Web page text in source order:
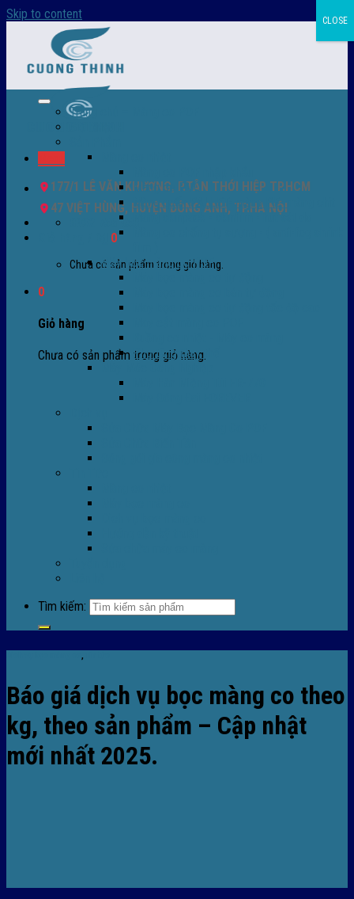
Skip to content
177/1 LÊ VĂN KHƯƠNG, P.TÂN THỚI HIỆP TP.HCM
47 VIỆT HÙNG, HUYỆN ĐÔNG ANH, TP.HÀ NỘI
0932 756 950
0
Chưa có sản phẩm trong giỏ hàng.
0
Giỏ hàng
Chưa có sản phẩm trong giỏ hàng.
Trang chủ – Màng co POF
Màng co PVC
Màng quấn PALLET- màng PE- màng chit
Màng skinpack - skinfilm - hút sát da
Máy bọc màng co POF
Phụ tùng thay thế
Tìm kiếm:
,
Báo giá dịch vụ bọc màng co theo
kg, theo sản phẩm – Cập nhật
mới nhất 2025.
CLOSE